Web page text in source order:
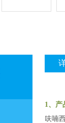
1、产
呋喃